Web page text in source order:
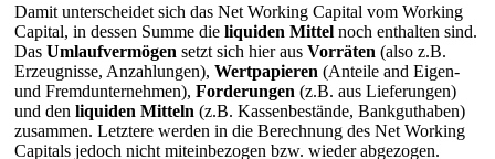
Damit unterscheidet sich das Net Working Capital vom Working
Capital, in dessen Summe die liquiden Mittel noch enthalten sind.
Das Umlaufvermögen setzt sich hier aus Vorräten (also z.B.
Erzeugnisse, Anzahlungen), Wertpapieren (Anteile and Eigen-
und Fremdunternehmen), Forderungen (z.B. aus Lieferungen)
und den liquiden Mitteln (z.B. Kassenbestände, Bankguthaben)
zusammen. Letztere werden in die Berechnung des Net Working
Capitals jedoch nicht miteinbezogen bzw. wieder abgezogen.